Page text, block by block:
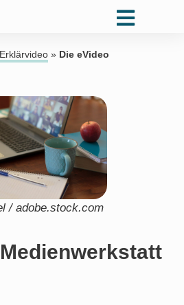
» Die eVideo
/ adobe.stock.com